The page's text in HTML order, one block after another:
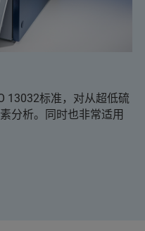
13032标准，对从超低硫
分析。同时也非常适用